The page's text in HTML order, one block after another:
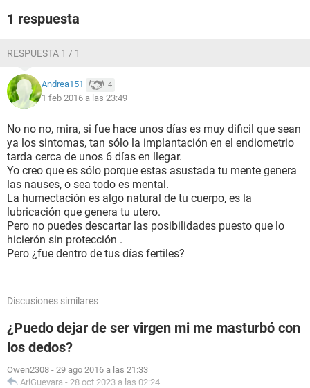
1 respuesta
RESPUESTA 1 / 1
Andrea151 4
1 feb 2016 a las 23:49
No no no, mira, si fue hace unos días es muy dificil que sean
ya los sintomas, tan sólo la implantación en el endiometrio
tarda cerca de unos 6 días en llegar.
Yo creo que es sólo porque estas asustada tu mente genera
las nauses, o sea todo es mental.
La humectación es algo natural de tu cuerpo, es la
lubricación que genera tu utero.
Pero no puedes descartar las posibilidades puesto que lo
hicierón sin protección .
Pero ¿fue dentro de tus días fertiles?
Discusiones similares
¿Puedo dejar de ser virgen mi me masturbó con
los dedos?
Owen2308 - 29 ago 2016 a las 21:33
AriGuevara - 28 oct 2023 a las 02:24